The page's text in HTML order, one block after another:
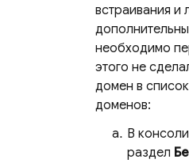
встраивания и
необходимо
этого не
домен в
доменов:
В консоли
раздел